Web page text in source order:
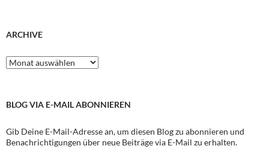
ARCHIVE
Archive
BLOG VIA E-MAIL ABONNIEREN
Gib Deine E-Mail-Adresse an, um diesen Blog zu abonnieren und
Benachrichtigungen über neue Beiträge via E-Mail zu erhalten.